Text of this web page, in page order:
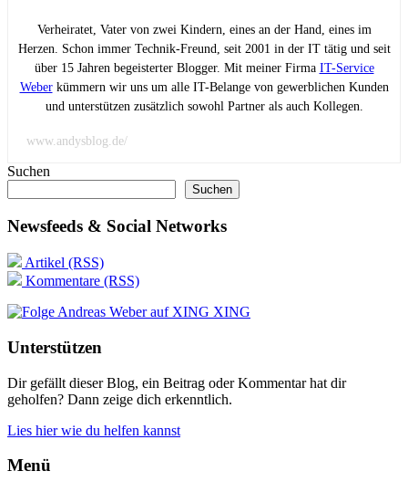
Verheiratet, Vater von zwei Kindern, eines an der Hand, eines im
Herzen. Schon immer Technik-Freund, seit 2001 in der IT tätig und seit
über 15 Jahren begeisterter Blogger. Mit meiner Firma IT-Service
Weberkümmern wir uns um alle IT-Belange von gewerblichen Kunden
und unterstützen zusätzlich sowohl Partner als auch Kollegen.
www.andysblog.de/
Suchen
Suchen
Newsfeeds & Social Networks
Artikel (RSS)
Kommentare (RSS)
XING
Unterstützen
Dir gefällt dieser Blog, ein Beitrag oder Kommentar hat dir
geholfen? Dann zeige dich erkenntlich.
Lies hier wie du helfen kannst
Menü